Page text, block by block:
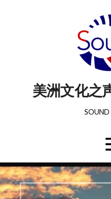
美洲文化之
SOUND